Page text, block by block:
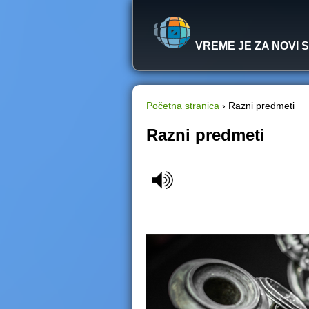
VREME JE ZA NOVI
Y
u
Početna stranica › Razni predmeti
Razni predmeti